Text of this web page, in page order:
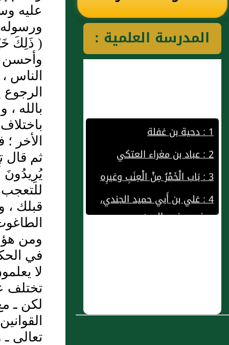
رياض الصالحين
للإمام النووي
المدرسة العلمية :
2 : عباد بن مغراء العتكي
3 : بَاب الْخَمْرُ مِنْ الْعِنَبِ وغيرِه
4 : عَلي بن أَبي حميد الجندي،
وجند موضع باليمن
5 : صلة بن الحارث الغفاري،
عباس
عليه
( ذَلِكَ
وأحسن
الناس
بالله
الأخر
ثم قال
قبلك ،
ومن
في
لا
تختلف
لكن ـ
تعالى